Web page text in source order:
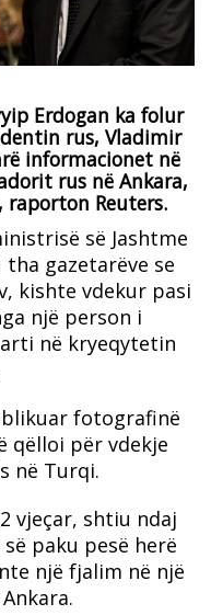
Erdogan ka folur
rus, Vladimir
informacionet në
rus në Ankara,
Reuters.
së Jashtme
tha gazetarëve se
kishte vdekur pasi
një person i
në kryeqytetin
fotografinë
qëlloi për vdekje
në Turqi.
vjeçar, shtiu ndaj
paku pesë herë
një fjalim në një